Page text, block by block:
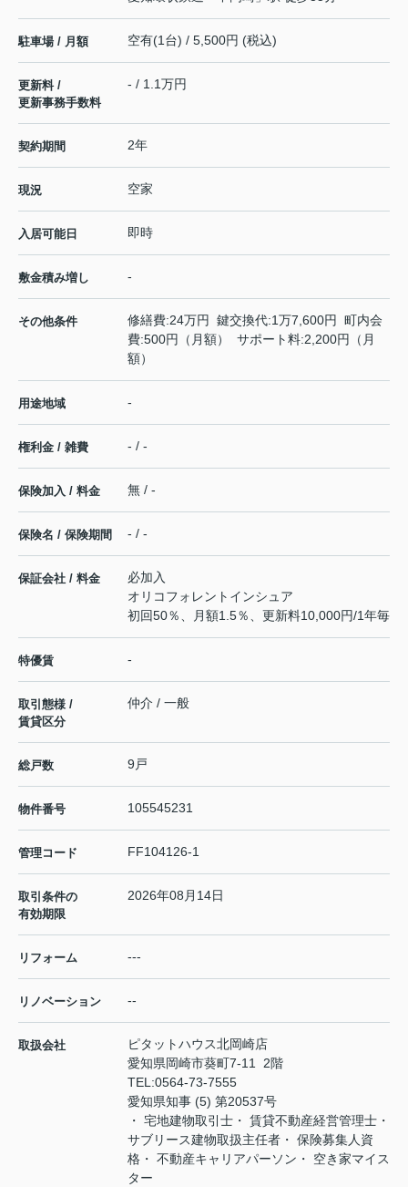
駐車場 / 月額 空有(1台) / 5,500円 (税込)
更新料 /
更新事務手数料
- / 1.1万円
契約期間 2年
現況 空家
入居可能日 即時
敷金積み増し -
その他条件
修繕費:24万円 鍵交換代:1万7,600円 町内会
費:500円（月額） サポート料:2,200円（月
額）
用途地域 -
権利金 / 雑費 - / -
保険加入 / 料金 無 / -
保険名 / 保険期間 - / -
保証会社 / 料金
必加入
オリコフォレントインシュア
初回50％、月額1.5％、更新料10,000円/1年毎
特優賃 -
取引態様 /
賃貸区分
仲介 / 一般
総戸数 9戸
物件番号 105545231
管理コード FF104126-1
取引条件の
有効期限
2026年08月14日
リフォーム ---
リノベーション --
取扱会社
ピタットハウス北岡崎店
愛知県岡崎市葵町7-11 2階
TEL:0564-73-7555
愛知県知事 (5) 第20537号
・ 宅地建物取引士・ 賃貸不動産経営管理士・
サブリース建物取扱主任者・ 保険募集人資
格・ 不動産キャリアパーソン・ 空き家マイス
ター